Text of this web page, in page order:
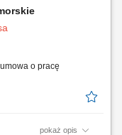
umowa o pracę
pokaż opis